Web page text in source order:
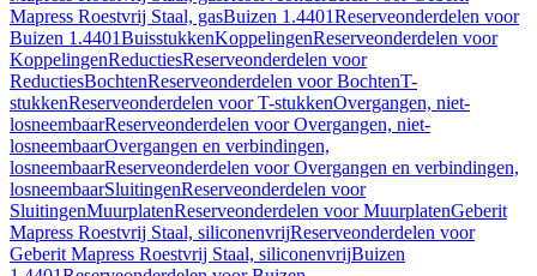
Mapress Roestvrij Staal, gasBuizen 1.4401Reserveonderdelen voor
Buizen 1.4401BuisstukkenKoppelingenReserveonderdelen voor
KoppelingenReductiesReserveonderdelen voor
ReductiesBochtenReserveonderdelen voor BochtenT-
stukkenReserveonderdelen voor T-stukkenOvergangen, niet-
losneembaarReserveonderdelen voor Overgangen, niet-
losneembaarOvergangen en verbindingen,
losneembaarReserveonderdelen voor Overgangen en verbindingen,
losneembaarSluitingenReserveonderdelen voor
SluitingenMuurplatenReserveonderdelen voor MuurplatenGeberit
Mapress Roestvrij Staal, siliconenvrijReserveonderdelen voor
Geberit Mapress Roestvrij Staal, siliconenvrijBuizen